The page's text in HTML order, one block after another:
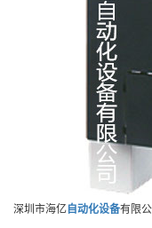
深圳市海亿 自动化设备有限